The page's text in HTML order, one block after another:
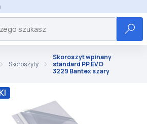
Skoroszyty
Skoroszyt wpinany
standard PP EVO
3229 Bantex szary